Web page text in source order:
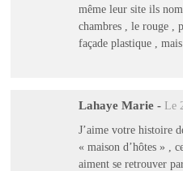
même leur site ils
chambres , le rouge ,
façade plastique ,
Lahaye Marie - Le
J’aime votre histoire
« maison d’hôtes » ,
aiment se retrouver